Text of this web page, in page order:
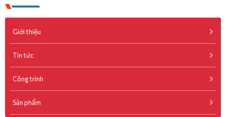
Giới thiệu
Tin tức
Công trình
Sản phẩm